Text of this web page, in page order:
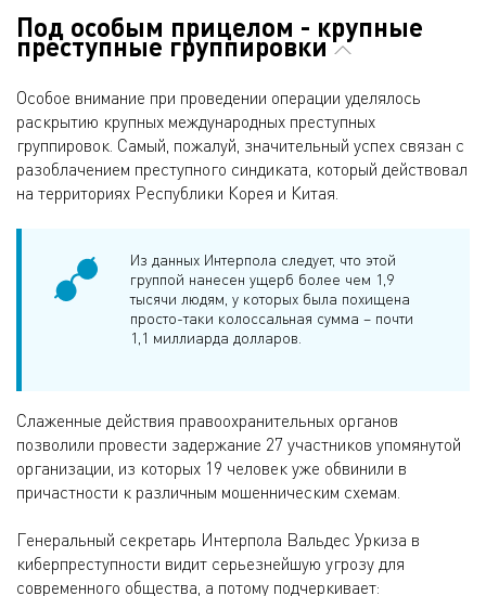
Под особым прицелом - крупные
преступные группировки
Особое внимание при проведении операции уделялось
раскрытию крупных международных преступных
группировок. Самый, пожалуй, значительный успех связан с
разоблачением преступного синдиката, который действовал
на территориях Республики Корея и Китая.
Из данных Интерпола следует, что этой
группой нанесен ущерб более чем 1,9
тысячи людям, у которых была похищена
просто-таки колоссальная сумма – почти
1,1 миллиарда долларов.
Слаженные действия правоохранительных органов
позволили провести задержание 27 участников упомянутой
организации, из которых 19 человек уже обвинили в
причастности к различным мошенническим схемам.
Генеральный секретарь Интерпола Вальдес Уркиза в
киберпреступности видит серьезнейшую угрозу для
современного общества, а потому подчеркивает: